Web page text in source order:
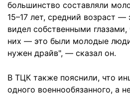
большинство составляли
15–17 лет, средний возраст
видел собственными
них — это были молодые
нужен драйв", — сказал он.
В ТЦК также пояснили, что
одного военнообязанного, а